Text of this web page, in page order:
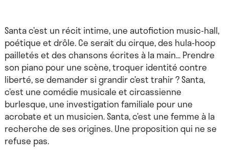
Santa c’est un récit intime, une autofiction music-hall,
poétique et drôle. Ce serait du cirque, des hula-hoop
pailletés et des chansons écrites à la main… Prendre
son piano pour une scène, troquer identité contre
liberté, se demander si grandir c’est trahir ? Santa,
c’est une comédie musicale et circassienne
burlesque, une investigation familiale pour une
acrobate et un musicien. Santa, c’est une femme à la
recherche de ses origines. Une proposition qui ne se
refuse pas.